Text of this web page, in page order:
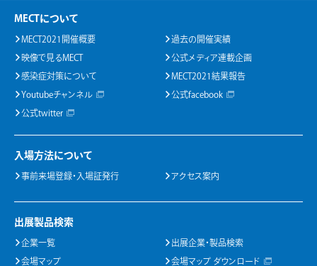
MECTについて
MECT2021開催概要 過去の開催実績
映像で見るMECT 公式メディア連載企画
感染症対策について MECT2021結果報告
Youtubeチャンネル 公式facebook
公式twitter
入場方法について
事前来場登録・入場証発行 アクセス案内
出展製品検索
企業一覧 出展企業・製品検索
会場マップ 会場マップ ダウンロード